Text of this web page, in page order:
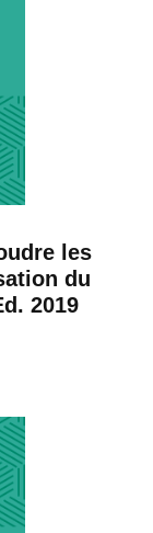
les
du
2019